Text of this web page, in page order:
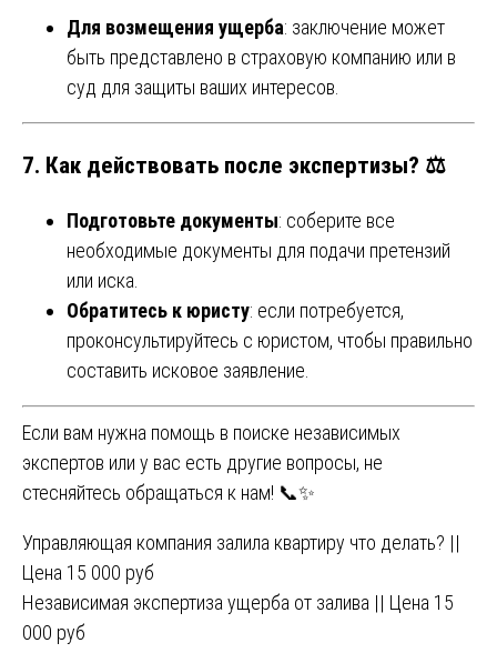
Для возмещения ущерба: заключение может
быть представлено в страховую компанию или в
суд для защиты ваших интересов.
7. Как действовать после экспертизы? ⚖️
Подготовьте документы: соберите все
необходимые документы для подачи претензий
или иска.
Обратитесь к юристу: если потребуется,
проконсультируйтесь с юристом, чтобы правильно
составить исковое заявление.
Если вам нужна помощь в поиске независимых
экспертов или у вас есть другие вопросы, не
стесняйтесь обращаться к нам! 📞✨
Навигация
по
записям
Управляющая компания залила квартиру что делать? ||
Цена 15 000 руб
Независимая экспертиза ущерба от залива || Цена 15
000 руб